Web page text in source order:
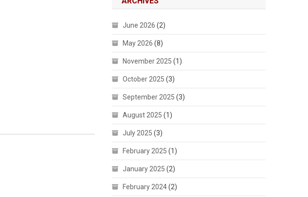
June 2026 (2)
May 2026 (8)
November 2025 (1)
October 2025 (3)
September 2025 (3)
August 2025 (1)
July 2025 (3)
February 2025 (1)
January 2025 (2)
February 2024(2)